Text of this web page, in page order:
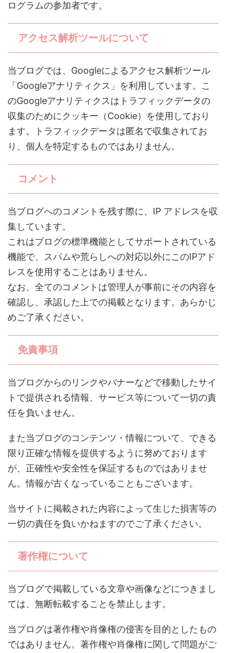
ログラムの参加者です。
アクセス解析ツールについて
当ブログでは、Googleによるアクセス解析ツール
「Googleアナリティクス」を利用しています。こ
のGoogleアナリティクスはトラフィックデータの
収集のためにクッキー（Cookie）を使用しており
ます。トラフィックデータは匿名で収集されてお
り、個人を特定するものではありません。
コメント
当ブログへのコメントを残す際に、IP アドレスを収
集しています。
これはブログの標準機能としてサポートされている
機能で、スパムや荒らしへの対応以外にこのIPアド
レスを使用することはありません。
なお、全てのコメントは管理人が事前にその内容を
確認し、承認した上での掲載となります。あらかじ
めご了承ください。
免責事項
当ブログからのリンクやバナーなどで移動したサイ
トで提供される情報、サービス等について一切の責
任を負いません。
また当ブログのコンテンツ・情報について、できる
限り正確な情報を提供するように努めております
が、正確性や安全性を保証するものではありませ
ん。情報が古くなっていることもございます。
当サイトに掲載された内容によって生じた損害等の
一切の責任を負いかねますのでご了承ください。
著作権について
当ブログで掲載している文章や画像などにつきまし
ては、無断転載することを禁止します。
当ブログは著作権や肖像権の侵害を目的としたもの
ではありません。著作権や肖像権に関して問題がご